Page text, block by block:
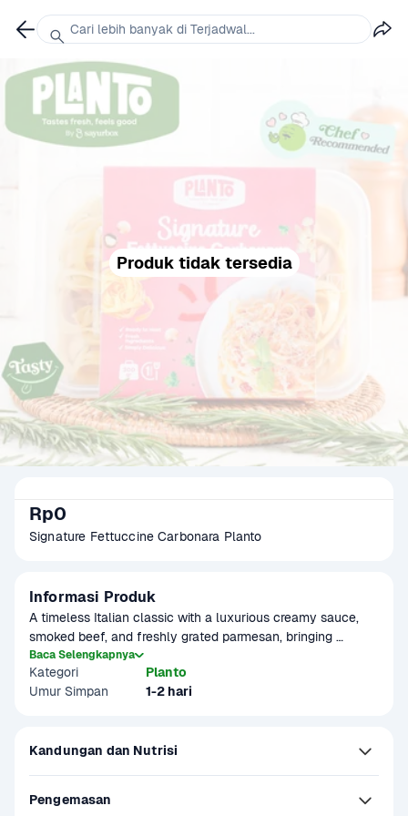
Produk tidak tersedia
Rp0
Signature Fettuccine Carbonara Planto
Informasi Produk
A timeless Italian classic with a luxurious creamy sauce,
smoked beef, and freshly grated parmesan, bringing
authentic flavors to your plate.
Baca Selengkapnya
Kategori
Planto
Umur Simpan
1-2 hari
Kandungan dan Nutrisi
Pengemasan
Cari lebih banyak di Terjadwal...